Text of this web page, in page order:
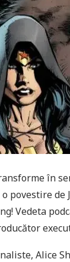
în
povestire de
Vedeta
Alice